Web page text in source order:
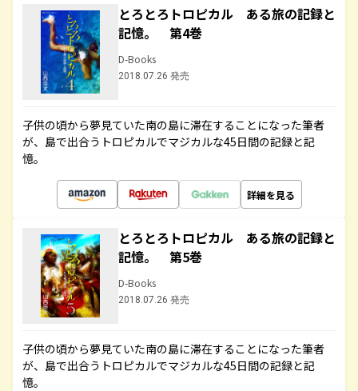
とろとろトロピカル ある旅の記録と
記憶。 第4巻
D-Books
2018.07.26 発売
子供の頃から夢見ていた南の島に滞在することになった筆者
が、島で出合うトロピカルでマジカルな45日間の記録と記
憶。
詳細を見る
とろとろトロピカル ある旅の記録と
記憶。 第5巻
D-Books
2018.07.26 発売
子供の頃から夢見ていた南の島に滞在することになった筆者
が、島で出合うトロピカルでマジカルな45日間の記録と記
憶。